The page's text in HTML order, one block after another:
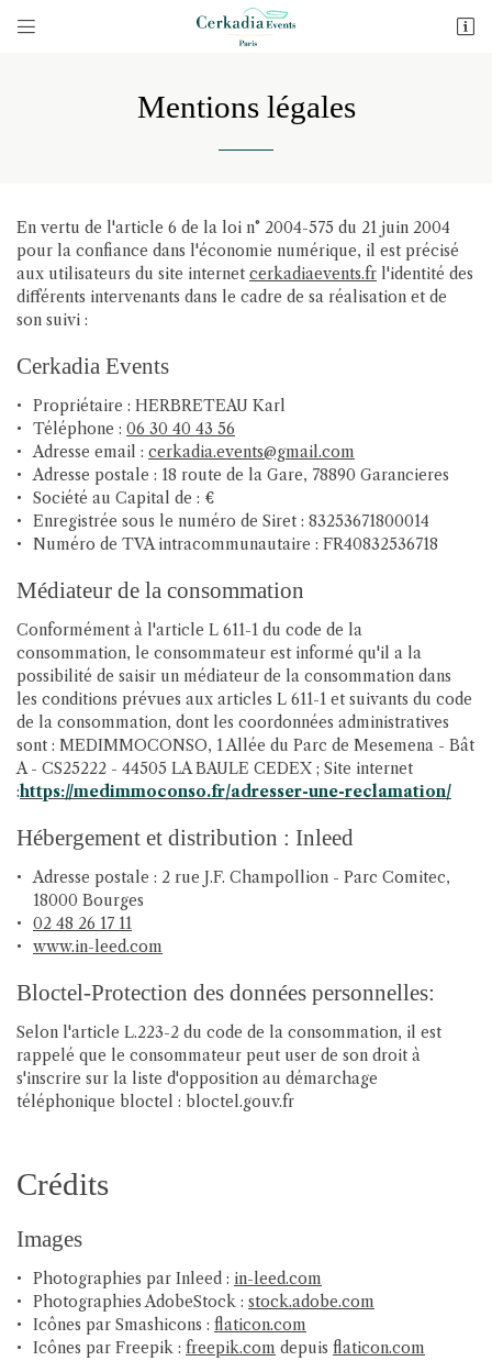

Accueil
événementiel
Catering
Nos offres

06 30 40 43 56
 Recopier le code ci-contre
Rafraîchir le captcha
En cochant cette case, vous consentez à recevoir nos propositions commerciales à
utilisant
le formulaire de désinscription.
Inscription
Mentions légales
En vertu de l'article 6 de la loi n° 2004-575 du 21 juin 2004
pour la confiance dans l'économie numérique, il est précisé
aux utilisateurs du site internet cerkadiaevents.fr l'identité des
différents intervenants dans le cadre de sa réalisation et de
son suivi :
Cerkadia Events
Propriétaire : HERBRETEAU Karl
Téléphone : 06 30 40 43 56
Adresse email :
Adresse postale : 18 route de la Gare, 78890 Garancieres
Société au Capital de : €
Enregistrée sous le numéro de Siret : 83253671800014
Numéro de TVA intracommunautaire : FR40832536718
Médiateur de la consommation
Conformément à l'article L 611-1 du code de la
consommation, le consommateur est informé qu'il a la
possibilité de saisir un médiateur de la consommation dans
les conditions prévues aux articles L 611-1 et suivants du code
de la consommation, dont les coordonnées administratives
sont : MEDIMMOCONSO, 1 Allée du Parc de Mesemena - Bât
A - CS25222 - 44505 LA BAULE CEDEX ; Site internet
:https://medimmoconso.fr/adresser-une-reclamation/
Hébergement et distribution : Inleed
Adresse postale : 2 rue J.F. Champollion - Parc Comitec,
18000 Bourges
02 48 26 17 11
www.in-leed.com
Bloctel-Protection des données personnelles:
Selon l'article L.223-2 du code de la consommation, il est
rappelé que le consommateur peut user de son droit à
s'inscrire sur la liste d'opposition au démarchage
téléphonique bloctel : bloctel.gouv.fr
Crédits
Images
Photographies par Inleed : in-leed.com
Photographies AdobeStock : stock.adobe.com
Icônes par Smashicons : flaticon.com
Icônes par Freepik : freepik.com depuis flaticon.com